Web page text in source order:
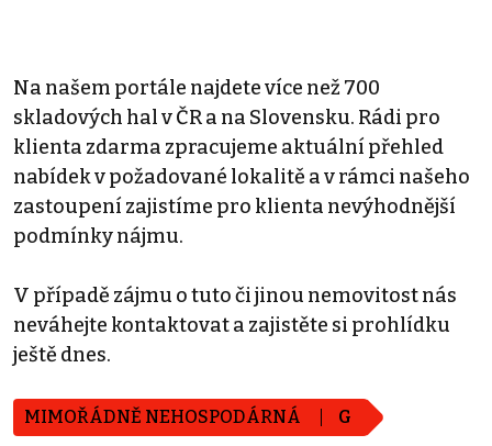
Na našem portále najdete více než 700
skladových hal v ČR a na Slovensku. Rádi pro
klienta zdarma zpracujeme aktuální přehled
nabídek v požadované lokalitě a v rámci našeho
zastoupení zajistíme pro klienta nevýhodnější
podmínky nájmu.
V případě zájmu o tuto či jinou nemovitost nás
neváhejte kontaktovat a zajistěte si prohlídku
ještě dnes.
MIMOŘÁDNĚ NEHOSPODÁRNÁ G